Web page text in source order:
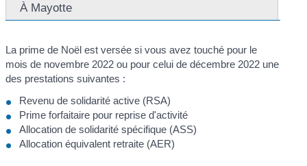
À Mayotte
La prime de Noël est versée si vous avez touché pour le
mois de novembre 2022 ou pour celui de décembre 2022 une
des prestations suivantes :
Revenu de solidarité active (RSA)
Prime forfaitaire pour reprise d'activité
Allocation de solidarité spécifique (ASS)
Allocation équivalent retraite (AER)